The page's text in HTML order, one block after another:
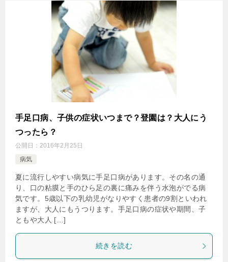
手足口病、子供の症状いつまで？登園は？大人にう
つったら？
公開日： 2016年2月25日
病気
夏に流行しやすい病気に手足口病があります。その名の通
り、口の粘膜と手のひら足の裏に痛みを伴う水泡がでる病
気です。5歳以下の乳幼児がなりやすく患者の9割といわれ
ますが、大人にもうつります。手足口病の症状や期間、子
ともや大人 […]
続きを読む